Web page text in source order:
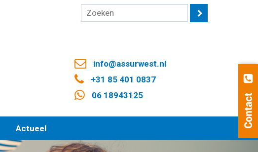
info@assurwest.nl
+31 85 401 0837
06 18943125
Actueel